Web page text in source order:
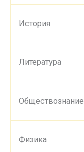
История
Литература
Обществознание
Физика